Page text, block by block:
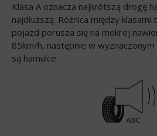
Klasa A oznacza najkrótszą drogę
najdłuższą. Różnica między
pojazd porusza się na mokrej
85km/h, następnie w wyznaczonym
są hamulce.